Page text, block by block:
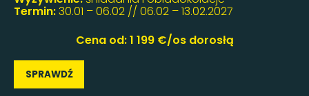
Termin:30.01 – 06.02 // 06.02 – 13.02.2027
Cena od: 1 199 €/os dorosłą
SPRAWDŹ